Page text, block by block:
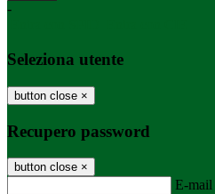
-
Seleziona utente
button close ×
Recupero password
button close ×
E-mail